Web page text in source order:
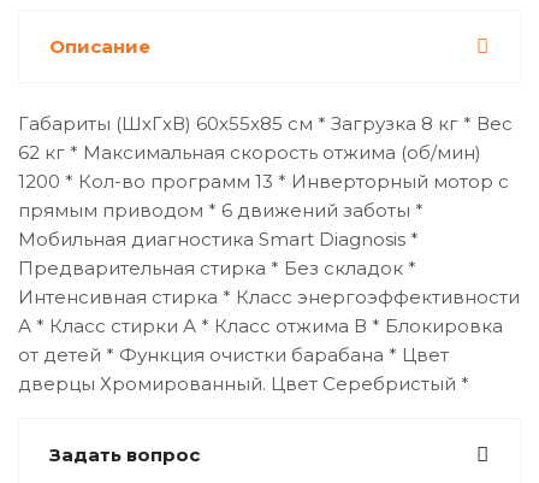
Описание
Габариты (ШxГxВ) 60x55x85 см * Загрузка 8 кг * Вес
62 кг * Максимальная скорость отжима (об/мин)
1200 * Кол-во программ 13 * Инверторный мотор с
прямым приводом * 6 движений заботы *
Мобильная диагностика Smart Diagnosis *
Предварительная стирка * Без складок *
Интенсивная стирка * Класс энергоэффективности
А * Класс стирки А * Класс отжима В * Блокировка
от детей * Функция очистки барабана * Цвет
дверцы Хромированный. Цвет Серебристый *
Задать вопрос